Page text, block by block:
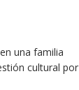
una familia
cultural por